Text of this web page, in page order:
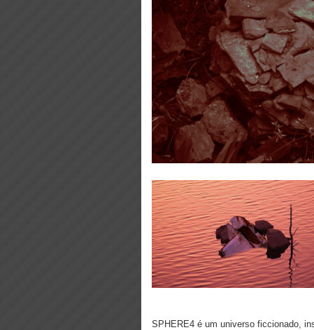
SPHERE4 é um universo ficcionado,